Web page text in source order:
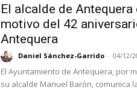
El alcalde de
motivo del 42
Antequera
Daniel Sánchez-Garrido - 04/12/
El Ayuntamiento de Antequera, por
su alcalde Manuel Barón, comunica